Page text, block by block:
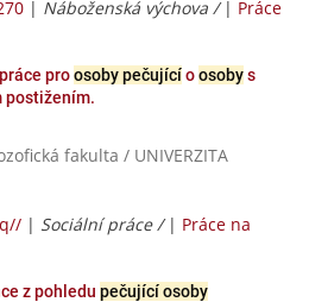
| Náboženská výchova / | Práce
proosoby pečujícíoosobys
postižením.
fakulta / UNIVERZITA
| Sociální práce / | Práce na
z pohledu pečující osoby